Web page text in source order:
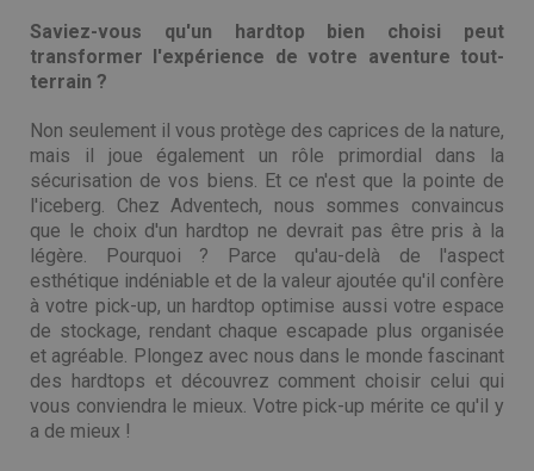
Saviez-vous qu'un hardtop bien choisi peut
transformer l'expérience de votre aventure tout-
terrain ?
Non seulement il vous protège des caprices de la nature,
mais il joue également un rôle primordial dans la
sécurisation de vos biens. Et ce n'est que la pointe de
l'iceberg. Chez Adventech, nous sommes convaincus
que le choix d'un hardtop ne devrait pas être pris à la
légère. Pourquoi ? Parce qu'au-delà de l'aspect
esthétique indéniable et de la valeur ajoutée qu'il confère
à votre pick-up, un hardtop optimise aussi votre espace
de stockage, rendant chaque escapade plus organisée
et agréable. Plongez avec nous dans le monde fascinant
des hardtops et découvrez comment choisir celui qui
vous conviendra le mieux. Votre pick-up mérite ce qu'il y
a de mieux !